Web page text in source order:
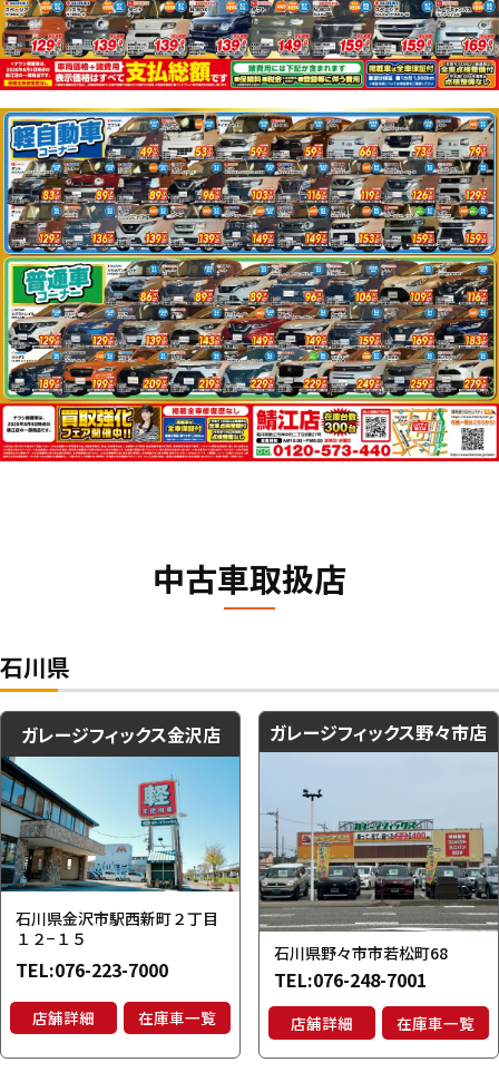
中古車取扱店
石川県
ガレージフィックス金沢店
石川県金沢市駅西新町２丁目
１２−１５
TEL:076-223-7000
店舗詳細 在庫車一覧
ガレージフィックス野々市店
石川県野々市市若松町68
TEL:076-248-7001
店舗詳細 在庫車一覧